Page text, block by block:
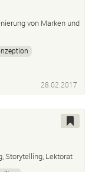
von Marken und
28.02.2017
Storytelling, Lektorat